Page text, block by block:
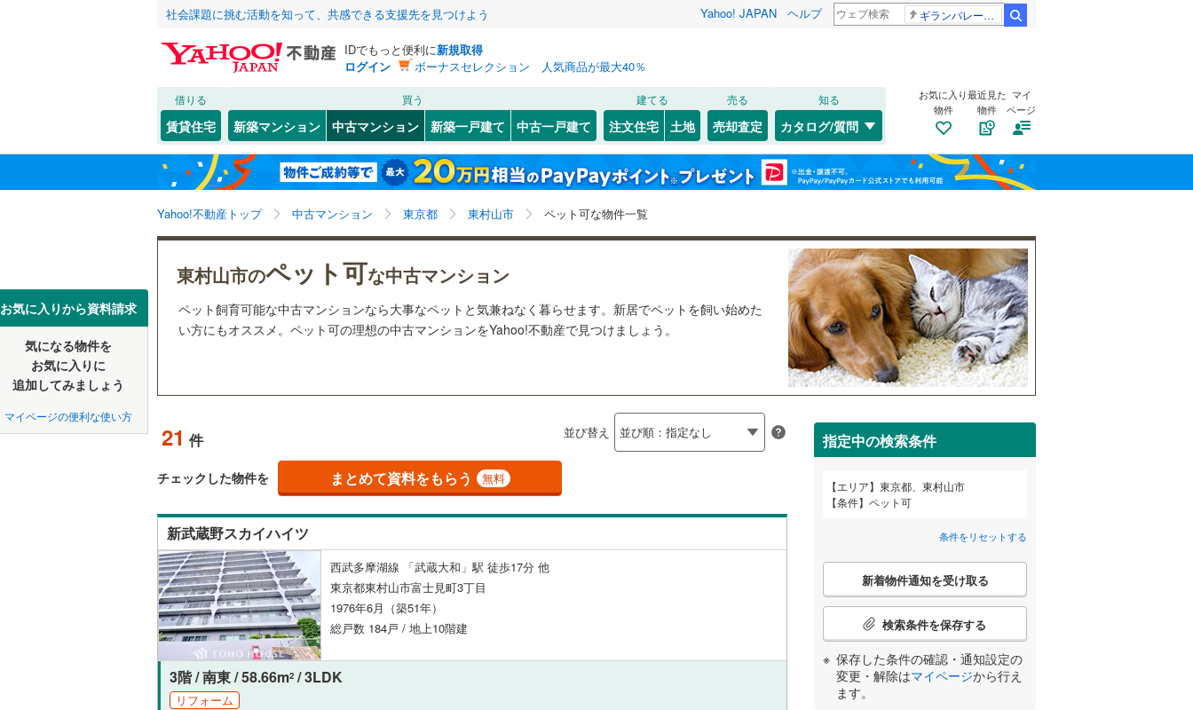
社会課題に挑む活動を知って、共感できる支援先を見つけよう Yahoo! JAPAN ヘルプ ギランバレー症候群
IDでもっと便利に新規取得
ログイン
ボーナスセレクション 人気商品が最大40％
借りる
賃貸住宅
買う
新築マンション 中古マンション 新築一戸建て 中古一戸建て
建てる
注文住宅 土地
売る
売却査定
知る
カタログ/質問
お気に入り
物件
最近見た
物件
マイ
ページ
Yahoo!不動産トップ 中古マンション 東京都 東村山市 ペット可な物件一覧
お気に入りから資料請求
気になる物件を
お気に入りに
追加してみましょう
マイページの便利な使い方
東村山市のペット可な中古マンション
ペット飼育可能な中古マンションなら大事なペットと気兼ねなく暮らせます。新居でペットを飼い始めた
い方にもオススメ。ペット可の理想の中古マンションをYahoo!不動産で見つけましょう。
21 件 並び替え
チェックした物件を まとめて資料をもらう 無料
新武蔵野スカイハイツ
西武多摩湖線 「武蔵大和」駅 徒歩17分 他
東京都東村山市富士見町3丁目
1976年6月（築51年）
総戸数 184戸 / 地上10階建
3階 / 南東 / 58.66m2 / 3LDK
リフォーム
指定中の検索条件
エリア
東京都、東村山市
条件
ペット可
条件をリセットする
こ
検
条
件
新着物件通知を受け取る
検索条件を保存する
保存した条件の確認・通知設定の
変更・解除はマイページから行え
ます。
北海道 北海道
東北 青森 岩手 宮城 秋田 山形 福島
関東 東京 神奈川 埼玉 千葉
新潟
東海 愛知 岐阜 静岡 三重
和歌山
中国 鳥取 島根 岡山 広島 山口
高知
福岡 佐賀 長崎 鹿児島
該当物件0件 条件をリセットする
東京23区 千代田区(63) 中央区(255) 港区(416)
新宿区(276) 文京区(125) 渋谷区(239)
豊島区
(139) 北区(88
台東区
江東区(217)
荒川区( 66 ) 葛飾区(56)
江戸川区(89) 中野区( 109 ) 杉並区 (95)
目黒区(133)
大田区(87) 世田谷区(203)
東京23区以外 立川市(15) 武蔵野市(13)
三鷹市(25)
町田市(34)
東村山市( 21) (10)
福生市( 8) 東大和市(4)
武蔵村山市(0)
多摩市
羽村市 ( 2)
該当物件0件 条件をリセットする
恩多町(1) 久米川町(1) 栄町(3)
野口町(4) 萩山町(2) 富士見町(5)
本町( 美住町 4)
該当物件0件 条件をリセットする
JR 東北本線(0) 常磐線(0) 高崎線(0)
湘南新宿ライン（宇都宮～逗子）
(0)
湘南新宿ライン（前橋～小田原）
(0)
総武本線(0)
南武線(0) 武蔵野線(1) 横浜線(0)
横須賀線 (0 青梅線(0)
京浜東北線(0)
常磐線（各駅停車）(0 ) 埼京線( 0) 総武線 ( 0)
山形新幹線(0)
秋田新幹線(0) 北陸新幹線(0) 東海道新幹線(0)
地下鉄 東京メトロ丸ノ内線 ( 0) 東京メトロ丸ノ内方南支線
東京メトロ日比谷線( 0)
東京メトロ有楽町線(0) 東京メトロ半蔵門線(0) 東京メトロ南北線
都営新宿線( )
私鉄・その他 つくばエクスプレス(0) 京成押上線 (0)
東武伊勢崎線(0)
東武亀戸線
西武池袋線 ( 0 )
該当物件0件 条件をリセットする
該当物件0件 条件をリセットする
こだわり条件 リフォーム、リノベーション
リノベーション・リフォーム
（14）
築古・築30年以上（9）
共用設備
宅配ボックスあり 自転車置き場（16 ）
トランクルーム
（ ） バイク置き場（13）
駐車場空きあり（近隣を含む）
オートロック 防犯カメラ（9）
管理・管理規約
24時間有人管理（2）
配置、向き、建ち方、日当たり
2階以上（17）
階下に住戸なし（1） 最上階（2）
構造・規模・施工・品質・工法関連
制震構造（0）
大規模（総戸数200以上）
低層マンション（4階建て以
下）（0
該当物件0件 条件をリセットする
検索条件を保存しました
この検索条件の新着物件通知は、 マイページから設定できます。
保存した条件を見る
東京都、東村山市、ペット可
マイページ
閉じる お気に入りリストを見る
閉じる
閉じる お気に入りリストを見る
閉じる